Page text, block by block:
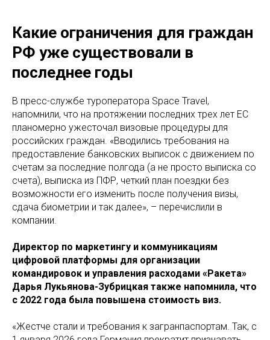
Какие ограничения для граждан
РФ уже существовали в
последнее годы
В пресс-службе туроператора Space Travel,
напомнили, что на протяжении последних трех лет ЕС
планомерно ужесточал визовые процедуры для
российских граждан. «Вводились требования на
предоставление банковских выписок с движением по
счетам за последние полгода (а не просто выписка со
счета), выписка из ПФР, четкий план поездки без
возможности его изменить после получения визы,
сдача биометрии и так далее», – перечислили в
компании.
Директор по маркетингу и коммуникациям
цифровой платформы для организации
командировок и управления расходами «Ракета»
Дарья Лукьянова-Зубрицкая также напомнила, что
с 2022 года была повышена стоимость виз.
«Жестче стали и требования к загранпаспортам. Так, с